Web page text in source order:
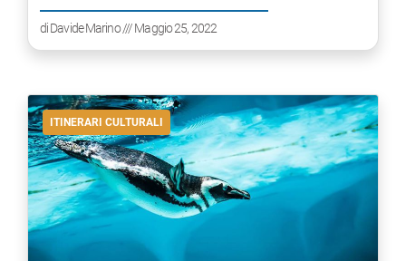
diDavide Marino/// Maggio 25, 2022
ITINERARI CULTURALI